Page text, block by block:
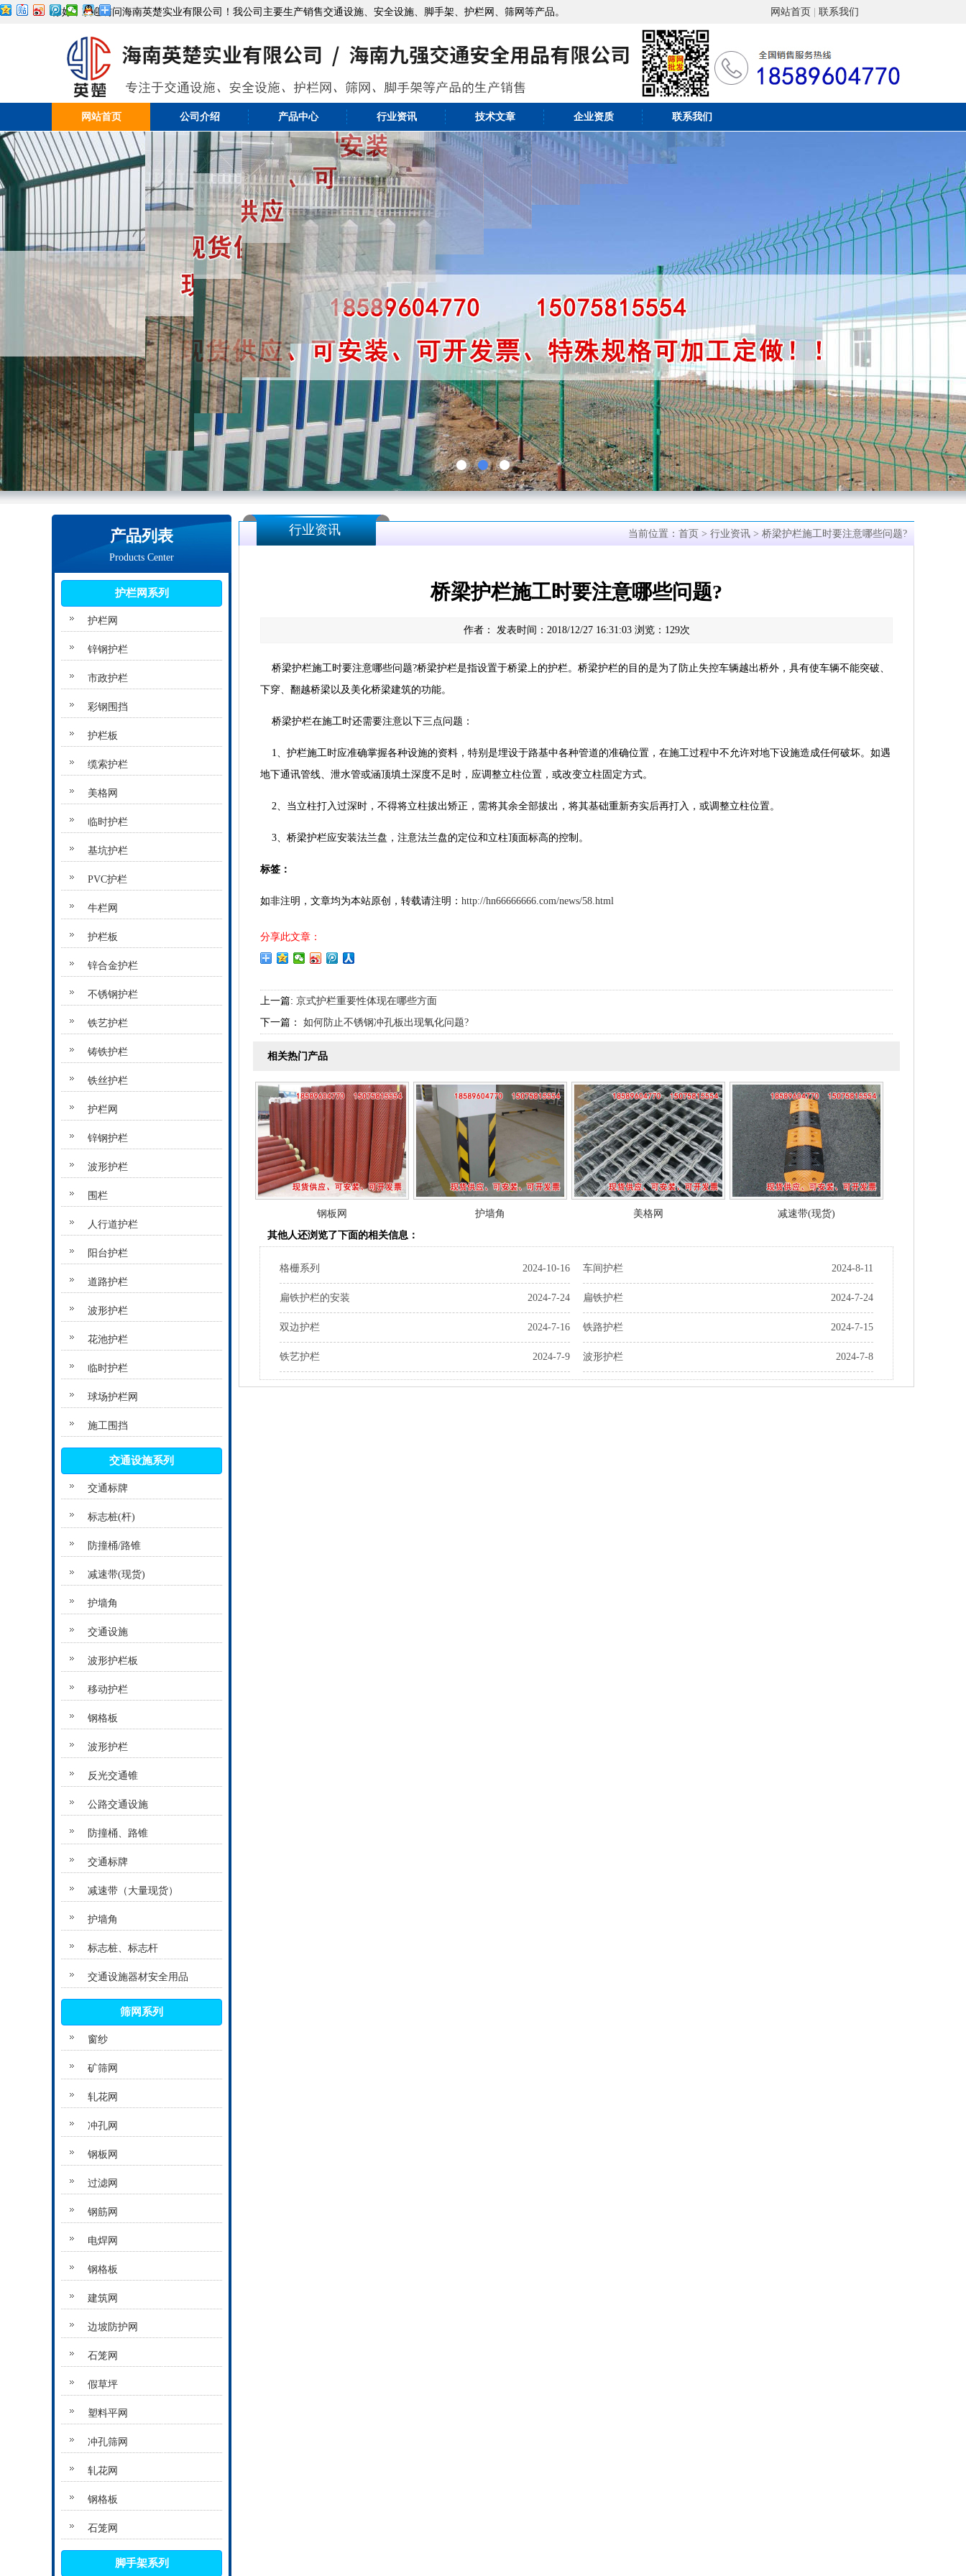
你好，欢迎访问海南英楚实业有限公司！我公司主要生产销售交通设施、安全设施、脚手架、护栏网、筛网等产品。 网站首页 联系我们
网站首页 公司介绍 产品中心 行业资讯 技术文章 企业资质 联系我们
产品列表
Products Center
护栏网系列
护栏网
锌钢护栏
市政护栏
彩钢围挡
护栏板
缆索护栏
美格网
临时护栏
基坑护栏
PVC护栏
牛栏网
护栏板
锌合金护栏
不锈钢护栏
铁艺护栏
铸铁护栏
铁丝护栏
护栏网
锌钢护栏
波形护栏
围栏
人行道护栏
阳台护栏
道路护栏
波形护栏
花池护栏
临时护栏
球场护栏网
施工围挡
交通设施系列
交通标牌
标志桩(杆)
防撞桶/路锥
减速带(现货)
护墙角
交通设施
波形护栏板
移动护栏
钢格板
波形护栏
反光交通锥
公路交通设施
防撞桶、路锥
交通标牌
减速带（大量现货）
护墙角
标志桩、标志杆
交通设施器材安全用品
筛网系列
窗纱
矿筛网
轧花网
冲孔网
钢板网
过滤网
钢筋网
电焊网
钢格板
建筑网
边坡防护网
石笼网
假草坪
塑料平网
冲孔筛网
轧花网
钢格板
石笼网
脚手架系列
行业资讯 当前位置： 首页 > 行业资讯 > 桥梁护栏施工时要注意哪些问题?
桥梁护栏施工时要注意哪些问题?
作者： 发表时间：2018/12/27 16:31:03 浏览： 129次
桥梁护栏施工时要注意哪些问题?桥梁护栏是指设置于桥梁上的护栏。桥梁护栏的目的是为了防止失控车辆越出桥外，具有使车辆不能突破、
下穿、翻越桥梁以及美化桥梁建筑的功能。
桥梁护栏在施工时还需要注意以下三点问题：
1、护栏施工时应准确掌握各种设施的资料，特别是埋设于路基中各种管道的准确位置，在施工过程中不允许对地下设施造成任何破坏。如遇
地下通讯管线、泄水管或涵顶填土深度不足时，应调整立柱位置，或改变立柱固定方式。
2、当立柱打入过深时，不得将立柱拔出矫正，需将其余全部拔出，将其基础重新夯实后再打入，或调整立柱位置。
3、桥梁护栏应安装法兰盘，注意法兰盘的定位和立柱顶面标高的控制。
标签：
如非注明，文章均为本站原创，转载请注明： http://hn66666666.com/news/58.html
分享此文章：
上一篇: 京式护栏重要性体现在哪些方面
下一篇： 如何防止不锈钢冲孔板出现氧化问题?
相关热门产品
钢板网 护墙角 美格网
减速带(现货)
其他人还浏览了下面的相关信息：
2024-10-16
格栅系列 2024-8-11
车间护栏
2024-7-24
扁铁护栏的安装 2024-7-24
扁铁护栏
2024-7-16
双边护栏 2024-7-15
铁路护栏
2024-7-9
铁艺护栏 2024-7-8
波形护栏